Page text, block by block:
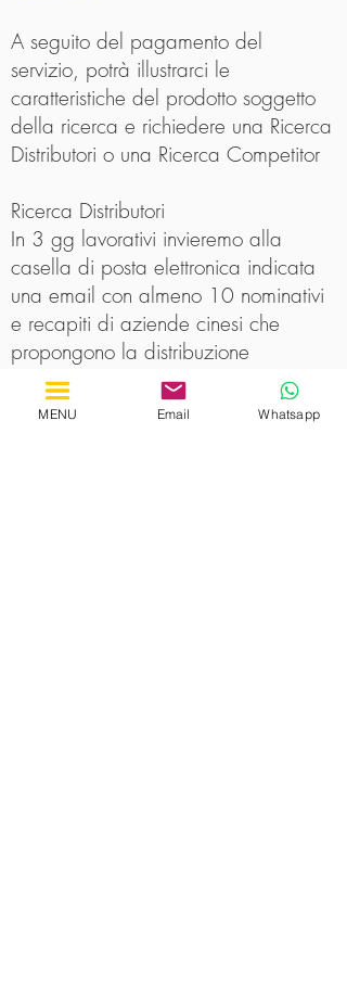
A seguito del pagamento del
servizio, potrà illustrarci le
caratteristiche del prodotto soggetto
della ricerca e richiedere una Ricerca
Distributori o una Ricerca Competitor
Ricerca Distributori
In 3 gg lavorativi invieremo alla
casella di posta elettronica indicata
una email con almeno 10 nominativi
e recapiti di aziende cinesi che
propongono la distribuzione
all'ingrosso dei prodotti di interesse
MENU Email Whatsapp